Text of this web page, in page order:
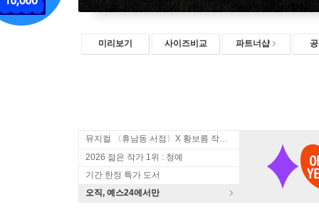
미리보기 사이즈비교 파트너샵
뮤지컬 〈휴남동 서점〉X 황보름 작가 북토크
2026 젊은 작가 1위 : 청예
기간 한정 특가 도서
오직, 예스24에서만